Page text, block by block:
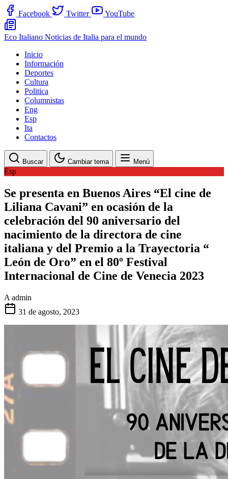
Facebook Twitter YouTube
Eco Italiano Noticias de Italia para el mundo
Inicio
Información
Deportes
Cultura
Politica
Columnistas
Eng
Esp
Ita
Contactos
Buscar Cambiar tema Menú
Esp
Se presenta en Buenos Aires “El cine de
Liliana Cavani” en ocasión de la
celebración del 90 aniversario del
nacimiento de la directora de cine
italiana y del Premio a la Trayectoria “
León de Oro” en el 80º Festival
Internacional de Cine de Venecia 2023
A admin
31 de agosto, 2023